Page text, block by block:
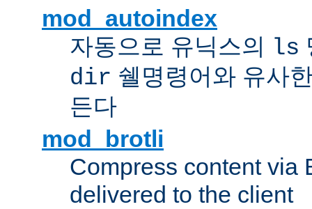
mod_autoindex
자동으로 유닉스의 ls
dir 쉘명령어와 유사
든다
mod_brotli
Compress content via
delivered to the client